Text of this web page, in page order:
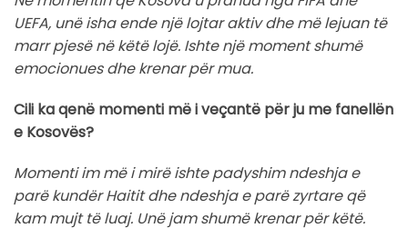
UEFA, unë isha ende një lojtar aktiv dhe më lejuan të
marr pjesë në këtë lojë. Ishte një moment shumë
emocionues dhe krenar për mua.
Cili ka qenë momenti më i veçantë për ju me fanellën
e Kosovës?
Momenti im më i mirë ishte padyshim ndeshja e
parë kundër Haitit dhe ndeshja e parë zyrtare që
kam mujt të luaj. Unë jam shumë krenar për këtë.